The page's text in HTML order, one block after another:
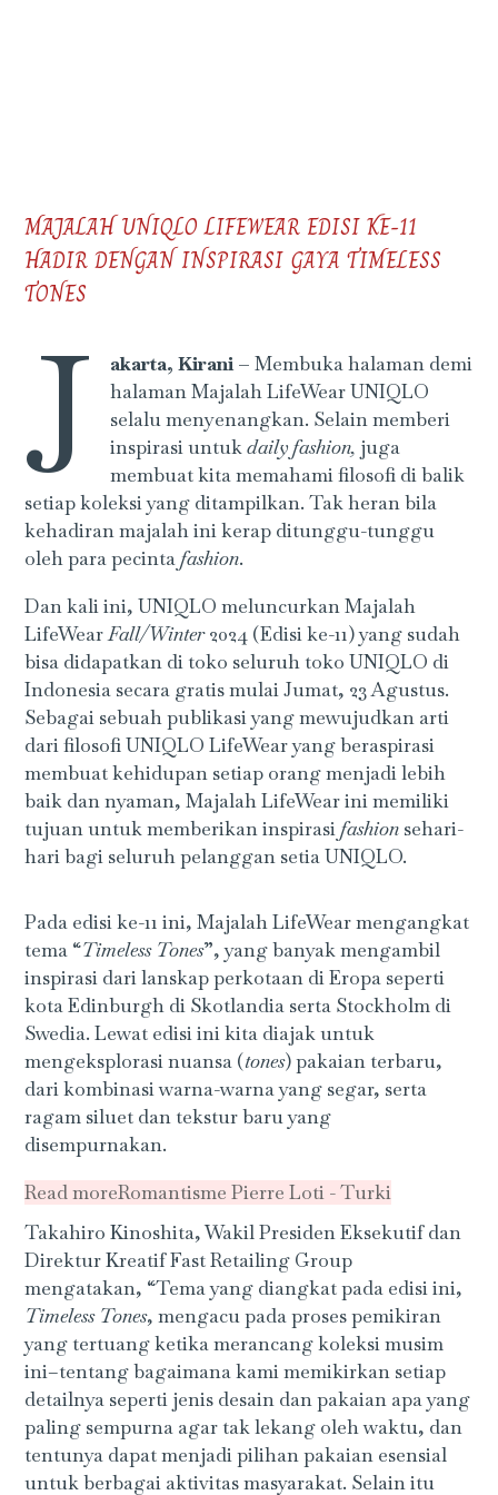
MAJALAH UNIQLO LIFEWEAR EDISI KE-11
HADIR DENGAN INSPIRASI GAYA TIMELESS
TONES
J akarta, Kirani – Membuka halaman demi
halaman Majalah LifeWear UNIQLO
selalu menyenangkan. Selain memberi
inspirasi untukdaily fashion, juga
membuat kita memahami filosofi di balik
setiap koleksi yang ditampilkan. Tak heran bila
kehadiran majalah ini kerap ditunggu-tunggu
oleh para pecintafashion.
Dan kali ini, UNIQLO meluncurkan Majalah
LifeWearFall/Winter2024 (Edisi ke-11) yang sudah
bisa didapatkan di toko seluruh toko UNIQLO di
Indonesia secara gratis mulai Jumat, 23 Agustus.
Sebagai sebuah publikasi yang mewujudkan arti
dari filosofi UNIQLO LifeWear yang beraspirasi
membuat kehidupan setiap orang menjadi lebih
baik dan nyaman, Majalah LifeWear ini memiliki
tujuan untuk memberikan inspirasifashion sehari-
hari bagi seluruh pelanggan setia UNIQLO.
Pada edisi ke-11 ini, Majalah LifeWear mengangkat
tema “Timeless Tones”, yang banyak mengambil
inspirasi dari lanskap perkotaan di Eropa seperti
kota Edinburgh di Skotlandia serta Stockholm di
Swedia. Lewat edisi ini kita diajak untuk
mengeksplorasi nuansa (tones) pakaian terbaru,
dari kombinasi warna-warna yang segar, serta
ragam siluet dan tekstur baru yang
disempurnakan.
Read moreRomantisme Pierre Loti - Turki
Takahiro Kinoshita, Wakil Presiden Eksekutif dan
Direktur Kreatif Fast Retailing Group
mengatakan, “Tema yang diangkat pada edisi ini,
Timeless Tones, mengacu pada proses pemikiran
yang tertuang ketika merancang koleksi musim
ini–tentang bagaimana kami memikirkan setiap
detailnya seperti jenis desain dan pakaian apa yang
paling sempurna agar tak lekang oleh waktu, dan
tentunya dapat menjadi pilihan pakaian esensial
untuk berbagai aktivitas masyarakat. Selain itu